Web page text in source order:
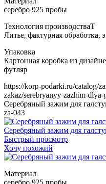
Т
https://korp-podarki.ru/catalog/
zakaz/serebryanyy-zazhim-dlya-
Серебряный зажим для
za-043
Серебряный зажим для
Быстрый просмотр
Хочу похожий